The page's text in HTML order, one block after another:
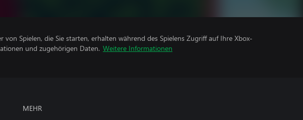
von Spielen, die Sie starten, erhalten während des Spielens Zugriff auf Ihre Xbox-
und zugehörigen Daten. Weitere Informationen
MEHR